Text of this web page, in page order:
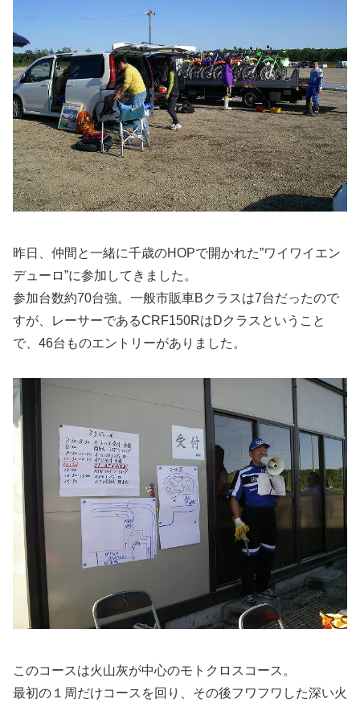
昨日、仲間と一緒に千歳のHOPで開かれた”ワイワイエン
デューロ”に参加してきました。
参加台数約70台強。一般市販車Bクラスは7台だったので
すが、レーサーであるCRF150RはDクラスということ
で、46台ものエントリーがありました。
このコースは火山灰が中心のモトクロスコース。
最初の１周だけコースを回り、その後フワフワした深い火